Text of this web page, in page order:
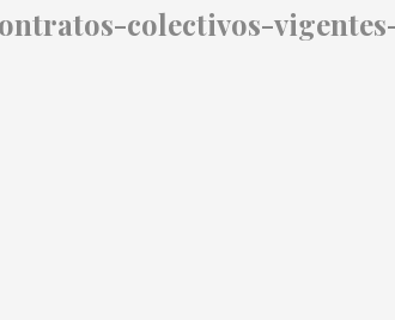
colectivos-